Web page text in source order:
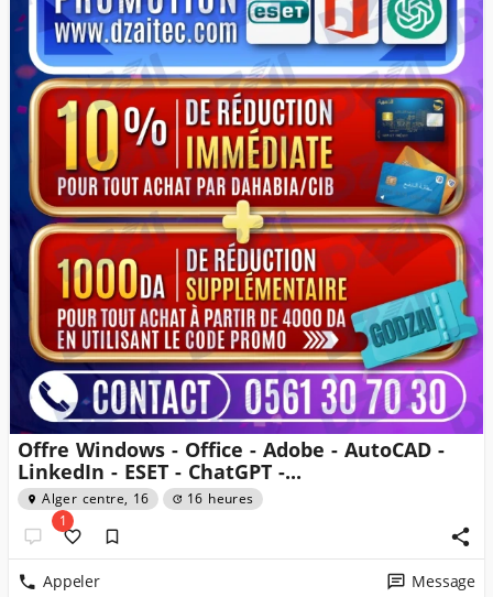
Offre Windows - Office - Adobe - AutoCAD -
LinkedIn - ESET - ChatGPT -...
Alger centre, 16
16 heures
1
Appeler Message